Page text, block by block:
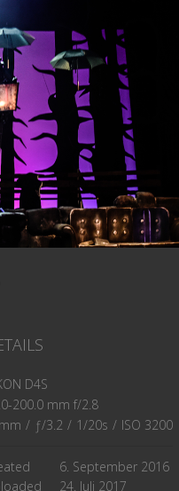
D4S
200.0 mm f/2.8
/ ƒ/3.2 / 1/20s / ISO 3200
6. September 2016
24. Juli 2017